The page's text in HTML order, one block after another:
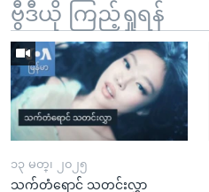
ဗွီဒီယို ကြည့်ရှုရန်
၁၃ မတ္၊ ၂၀၂၅
သက်တံရောင် သတင်းလွှာ